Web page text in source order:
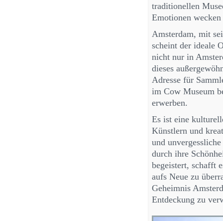
traditionellen
Emotionen
Amsterdam, mit
scheint der ideale
nicht nur in
dieses
Adresse für
im Cow Museum
erwerben.
Es ist eine
Künstlern und
und
durch ihre
begeistert, schafft
aufs Neue zu
Geheimnis
Entdeckung zu